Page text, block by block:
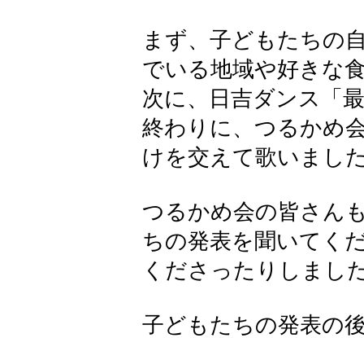
まず、子どもたちの
でいる地域や好きな
次に、日吉ダンス「
終わりに、つるかめ
けを交えて歌いまし
つるかめ会の皆さん
ちの発表を聞いてく
くださったりしまし
子どもたちの発表の